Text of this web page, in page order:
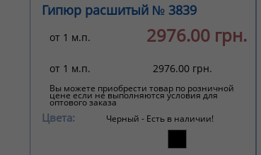
Гипюр расшитый № 3839
от 1 м.п. 2976.00 грн.
от 1 м.п. 2976.00 грн.
Вы можете приобрести товар по розничной
цене если не выполняются условия для
оптового заказа
Цвета: Черный - Есть в наличии!